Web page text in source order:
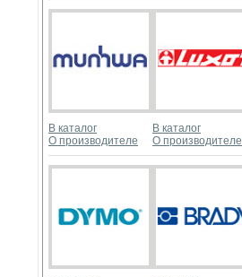
В каталог
О производителе
В каталог
О производителе